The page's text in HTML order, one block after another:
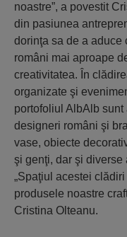
noastre”, a povestit
din pasiunea
dorinţa sa de a
români mai aproape
creativitatea. În
organizate şi
portofoliul AlbAlb
designeri români şi
vase, obiecte
şi genţi, dar şi diverse
„Spaţiul acestei
produsele noastre
Cristina Olteanu.